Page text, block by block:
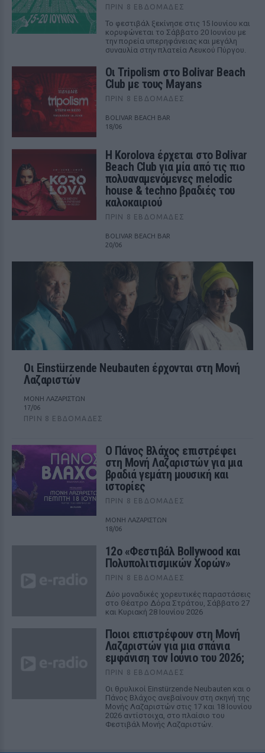
ΠΡΙΝ 8 ΕΒΔΟΜΆΔΕΣ
Το φεστιβάλ ξεκίνησε στις 15 Ιουνίου και
κορυφώνεται το Σάββατο 20 Ιουνίου με
την πορεία υπερηφάνειας και μεγάλη
συναυλία στην πλατεία Λευκού Πύργου.
Οι Tripolism στο Bolivar Beach
Club με τους Mayans
ΠΡΙΝ 8 ΕΒΔΟΜΆΔΕΣ
BOLIVAR BEACH BAR
18/06
Η Korolova έρχεται στο Bolivar
Beach Club για μία από τις πιο
πολυαναμενόμενες melodic
house & techno βραδιές του
καλοκαιριού
ΠΡΙΝ 8 ΕΒΔΟΜΆΔΕΣ
BOLIVAR BEACH BAR
20/06
Οι Einstürzende Neubauten έρχονται στη Μονή
Λαζαριστών
ΜΟΝΗ ΛΑΖΑΡΙΣΤΩΝ
17/06
ΠΡΙΝ 8 ΕΒΔΟΜΆΔΕΣ
Ο Πάνος Βλάχος επιστρέφει
στη Μονή Λαζαριστών για μια
βραδιά γεμάτη μουσική και
ιστορίες
ΠΡΙΝ 8 ΕΒΔΟΜΆΔΕΣ
ΜΟΝΗ ΛΑΖΑΡΙΣΤΩΝ
18/06
12ο «Φεστιβάλ Bollywood και
Πολυπολιτισμικών Χορών»
ΠΡΙΝ 8 ΕΒΔΟΜΆΔΕΣ
Δύο μοναδικές χορευτικές παραστάσεις
στο Θέατρο Δόρα Στράτου, Σάββατο 27
και Κυριακή 28 Ιουνίου 2026
Ποιοι επιστρέφουν στη Μονή
Λαζαριστών για μια σπάνια
εμφάνιση τον Ιούνιο του 2026;
ΠΡΙΝ 8 ΕΒΔΟΜΆΔΕΣ
Οι θρυλικοί Einstürzende Neubauten και ο
Πάνος Βλάχος ανεβαίνουν στη σκηνή της
Μονής Λαζαριστών στις 17 και 18 Ιουνίου
2026 αντίστοιχα, στο πλαίσιο του
Φεστιβάλ Μονής Λαζαριστών.